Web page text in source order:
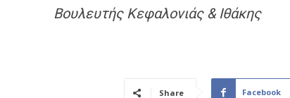
Βουλευτής Κεφαλονιάς & Ιθάκης
Share Facebook